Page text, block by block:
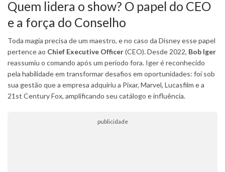
Quem lidera o show? O papel do CEO
e a força do Conselho
Toda magia precisa de um maestro, e no caso da Disney esse papel
pertence ao Chief Executive Officer(CEO). Desde 2022, Bob Iger
reassumiu o comando após um período fora. Iger é reconhecido
pela habilidade em transformar desafios em oportunidades: foi sob
sua gestão que a empresa adquiriu a Pixar, Marvel, Lucasfilm e a
21st Century Fox, amplificando seu catálogo e influência.
publicidade